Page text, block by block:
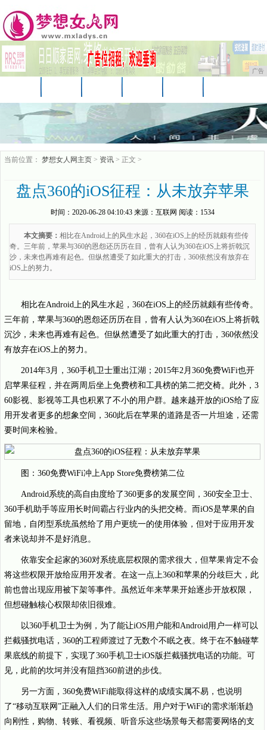
广告
时尚 企业
当前位置： 梦想女人网主页 > 资讯 > 正文 >
盘点360的iOS征程：从未放弃苹果
时间： 2020-06-28 04:10:43来源： 互联网 阅读：1534
本文摘要： 相比在Android上的风生水起，360在iOS上的经历就颇有些传
奇。三年前，苹果与360的恩怨还历历在目，曾有人认为360在iOS上将折戟沉
沙，未来也再难有起色。但纵然遭受了如此重大的打击，360依然没有放弃在
iOS上的努力。
相比在Android上的风生水起，360在iOS上的经历就颇有些传奇。
三年前，苹果与360的恩怨还历历在目，曾有人认为360在iOS上将折戟
沉沙，未来也再难有起色。但纵然遭受了如此重大的打击，360依然没
有放弃在iOS上的努力。
2014年3月，360手机卫士重出江湖；2015年2月360免费WiFi也开
启苹果征程，并在两周后坐上免费榜和工具榜的第二把交椅。此外，3
60影视、影视等工具也积累了不小的用户群。越来越开放的iOS给了应
用开发者更多的想象空间，360此后在苹果的道路是否一片坦途，还需
要时间来检验。
图：360免费WiFi冲上App Store免费榜第二位
Android系统的高自由度给了360更多的发展空间，360安全卫士、
360手机助手等应用长时间霸占行业内的头把交椅。而iOS是苹果的自
留地，自闭型系统虽然给了用户更统一的使用体验，但对于应用开发
者来说却并不是好消息。
依靠安全起家的360对系统底层权限的需求很大，但苹果肯定不会
将这些权限开放给应用开发者。在这一点上360和苹果的分歧巨大，此
前也曾出现应用被下架等事件。虽然近年来苹果开始逐步开放权限，
但想碰触核心权限却依旧很难。
以360手机卫士为例，为了能让iOS用户能和Android用户一样可以
拦截骚扰电话，360的工程师渡过了无数个不眠之夜。终于在不触碰苹
果底线的前提下，实现了360手机卫士iOS版拦截骚扰电话的功能。可
见，此前的坎坷并没有阻挡360前进的步伐。
另一方面，360免费WiFi能取得这样的成绩实属不易，也说明
了“移动互联网”正融入人们的日常生活。用户对于WiFi的需求渐渐趋
向刚性，购物、转账、看视频、听音乐这些场景每天都需要网络的支